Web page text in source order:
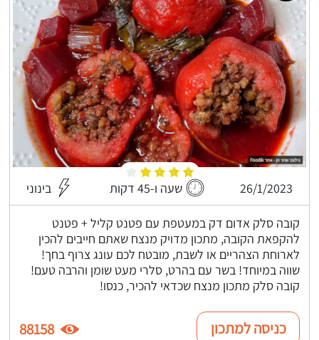
26/1/2023 שעה ו-45 דקות בינוני
קובה סלק אדום דק במעטפת עם פטנט קליל + פטנט
להקפאת הקובה, מתכון מדויק מנצח שאתם חייבים להכין
לארוחת הצהריים או לשבת, מובטח לכם עונג צרוף בחך!
שווה במיוחד! בשר עם בהרט, סלרי מעט שומן והרבה טעם!
קובה סלק מתכון מנצח שכדאי להכיר, כנסו!
כניסה למתכון 88158